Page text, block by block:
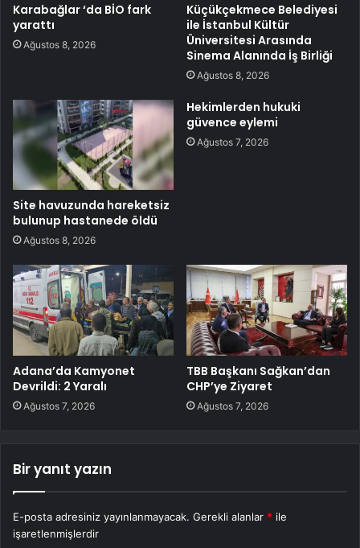
Karabağlar ‘da BİO fark
yarattı
Ağustos 8, 2026
Küçükçekmece Belediyesi
ile İstanbul Kültür
Üniversitesi Arasında
Sinema Alanında İş Birliği
Ağustos 8, 2026
Site havuzunda hareketsiz
bulunup hastanede öldü
Ağustos 8, 2026
Hekimlerden hukuki
güvence eylemi
Ağustos 7, 2026
Adana’da Kamyonet
Devrildi: 2 Yaralı
Ağustos 7, 2026
TBB Başkanı Sağkan’dan
CHP’ye Ziyaret
Ağustos 7, 2026
Bir yanıt yazın
E-posta adresiniz yayınlanmayacak. Gerekli alanlar * ile
işaretlenmişlerdir